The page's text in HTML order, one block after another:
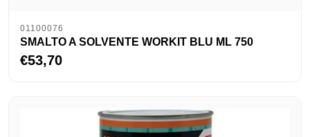
01100076
SMALTO A SOLVENTE WORKIT BLU ML 750
€53,70